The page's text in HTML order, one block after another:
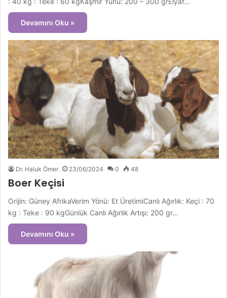
Devamını Oku »
Dr. Haluk Ömer 23/06/2024 0 48
Boer Keçisi
Orijin: Güney AfrikaVerim Yönü: Et ÜretimiCanlı Ağırlık: Keçi : 70
kg : Teke : 90 kgGünlük Canlı Ağırlık Artışı: 200 gr…
Devamını Oku »